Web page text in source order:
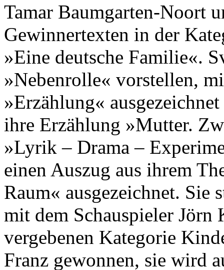
Tamar Baumgarten-Noort
Gewinnertexten in der
»Eine deutsche Familie«.
»Nebenrolle« vorstellen,
»Erzählung«
ihre Erzählung »Mutter.
»Lyrik – Drama –
einen Auszug aus ihrem
Raum« ausgezeichnet. Sie
mit dem Schauspieler Jörn
vergebenen Kategorie
Franz gewonnen, sie wird